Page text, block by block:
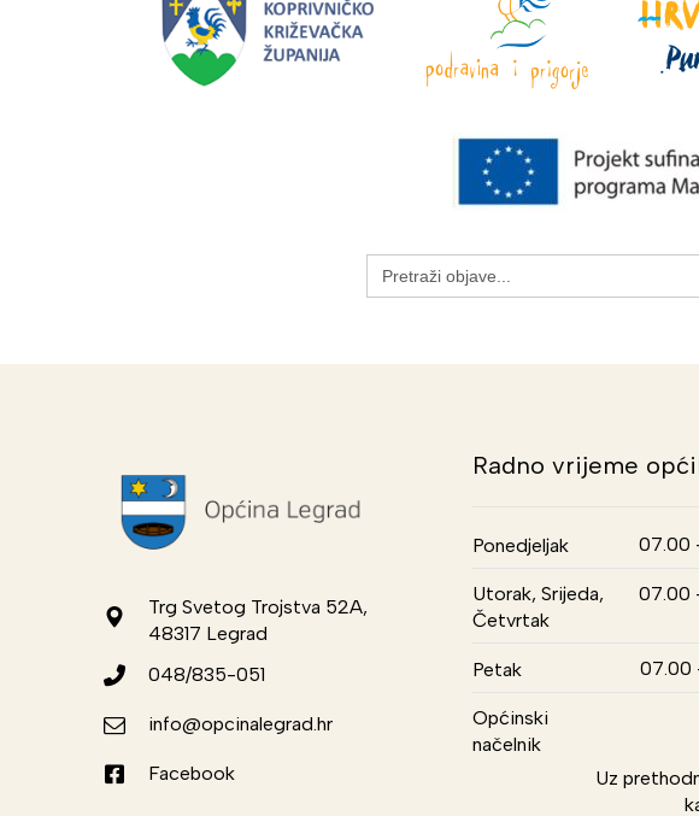
Search
for:
Trg Svetog Trojstva 52A,
48317 Legrad
048/835-051
info@opcinalegrad.hr
Facebook
Radno vrijeme
Ponedjeljak 07.00
Utorak, Srijeda,
Četvrtak
07.00
Petak 07.00
Općinski
načelnik
Uz